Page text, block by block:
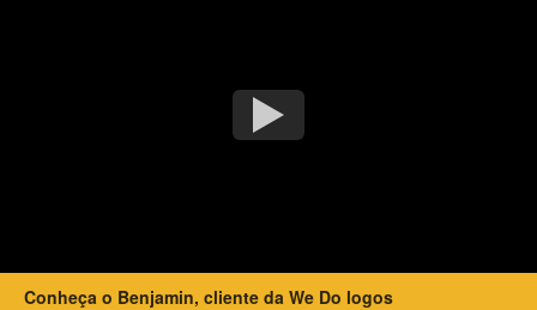
Conheça o Benjamin, cliente da We Do logos